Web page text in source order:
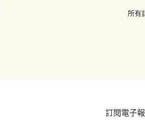
所有
訂閱電子報